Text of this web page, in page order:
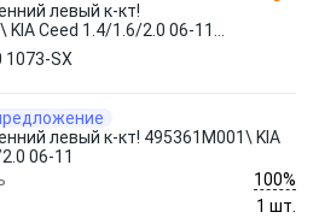
левый к-кт!
KIA Ceed 1.4/1.6/2.0 06-11
1073-SX
левый к-кт! 495361M001\ KIA
06-11
100%
1 шт.